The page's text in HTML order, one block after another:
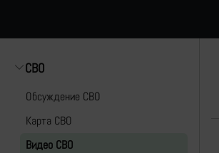
СВО
Обсуждение СВО
Карта СВО
Видео СВО